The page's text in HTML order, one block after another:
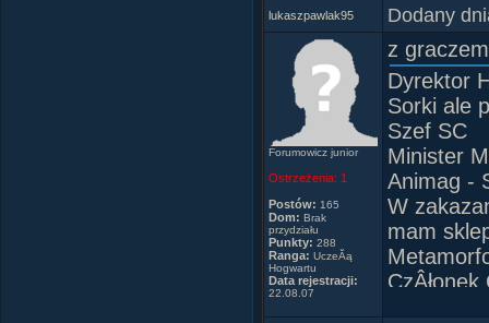
Kto jest
Od
lukaszpawlak95 Dodany
Forumowicz junior
Ostrzeżenia: 1
Postów: 165
Dom: Brak
przydziału
Punkty: 288
Ranga: UczeĂą
Hogwartu
Data rejestracji:
22.08.07
z
Dyrektor
Sorki ale
Szef SC
Minister
Animag -
W
mam